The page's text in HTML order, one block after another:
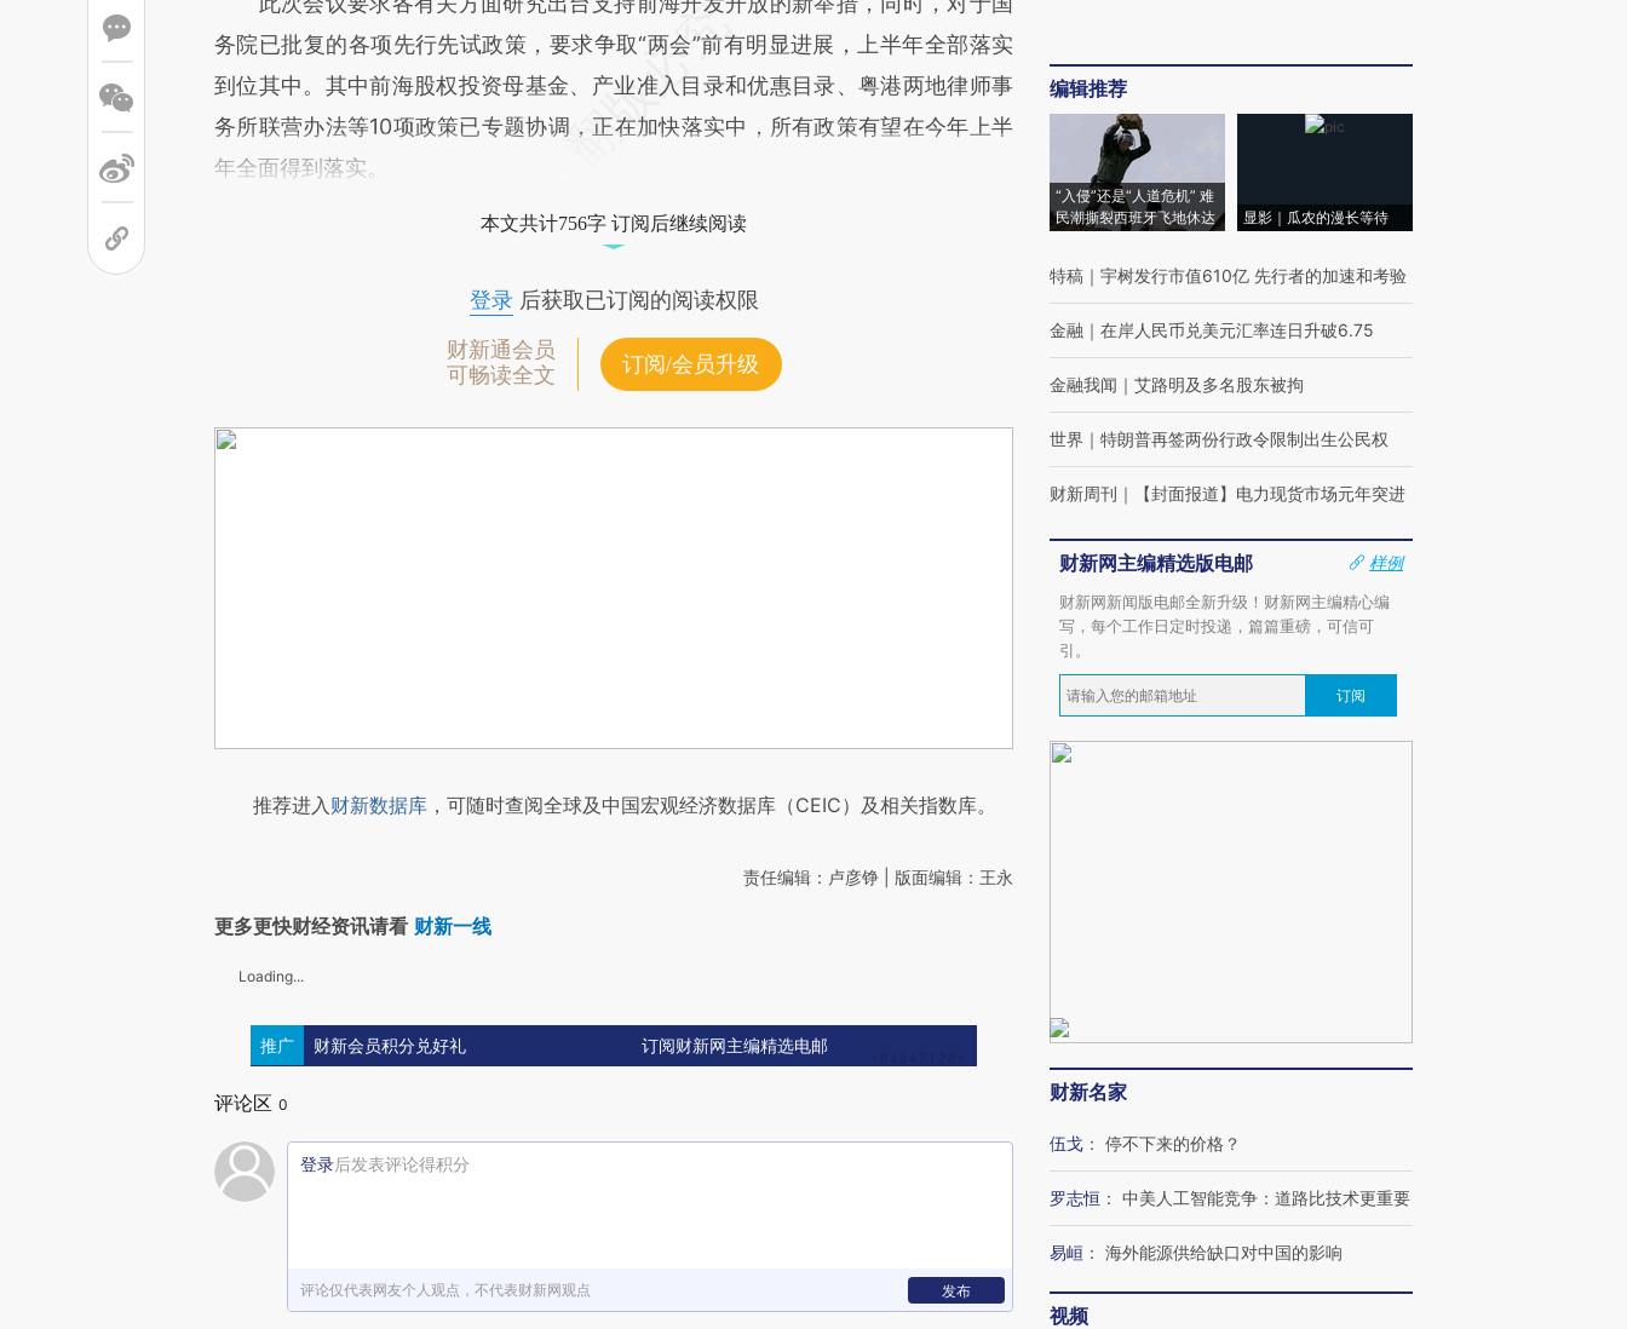
务院已批复的各项先行先试政策，要求争取“两会”前有明显进展，上半年全部落实
到位其中。其中前海股权投资母基金、产业准入目录和优惠目录、粤港两地律师事
务所联营办法等10项政策已专题协调，正在加快落实中，所有政策有望在今年上半
年全面得到落实。
本文共计756字 订阅后继续阅读
登录后获取已订阅的阅读权限
财新通会员
可畅读全文
订阅/会员升级
推荐进入财新数据库 ，可随时查阅全球及中国宏观经济数据库（CEIC）及相关指数库。
责任编辑：卢彦铮 | 版面编辑：王永
更多更快财经资讯请看 财新一线
Loading...
推广 财新会员积分兑好礼 订阅财新网主编精选电邮
评论区 0
登录后发表评论得积分
评论仅代表网友个人观点，不代表财新网观点 发布
编辑推荐
“入侵”还是“人道危机” 难
民潮撕裂西班牙飞地休达
显影｜瓜农的漫长等待
特稿 ｜ 宇树发行市值610亿 先行者的加速和考验
金融 ｜ 在岸人民币兑美元汇率连日升破6.75
金融我闻 ｜ 艾路明及多名股东被拘
世界 ｜ 特朗普再签两份行政令限制出生公民权
财新周刊 ｜ 【封面报道】电力现货市场元年突进
财新网主编精选版电邮
样例
财新网新闻版电邮全新升级！财新网主编精心编
写，每个工作日定时投递，篇篇重磅，可信可
引。
订阅
财新名家
伍戈 ： 停不下来的价格？
罗志恒 ： 中美人工智能竞争：道路比技术更重要
易峘 ： 海外能源供给缺口对中国的影响
视频